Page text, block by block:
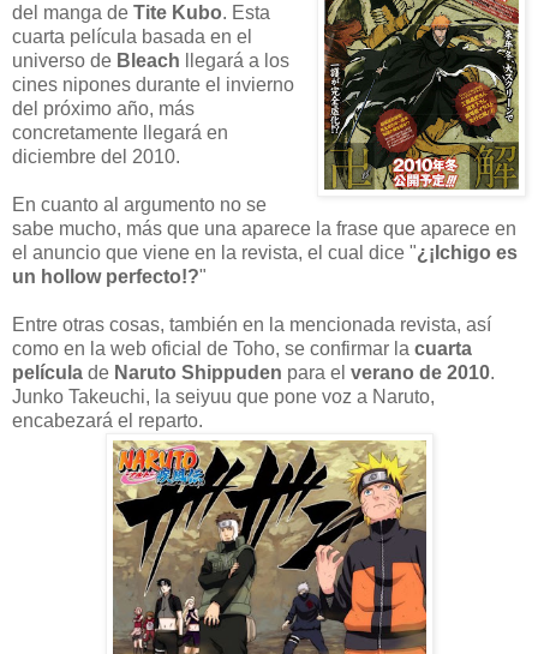
del manga de Tite Kubo. Esta
cuarta película basada en el
universo de Bleach llegará a los
cines nipones durante el invierno
del próximo año, más
concretamente llegará en
diciembre del 2010.
En cuanto al argumento no se
sabe mucho, más que una aparece la frase que aparece en
el anuncio que viene en la revista, el cual dice "¿¡Ichigo es
un hollow perfecto!?"
Entre otras cosas, también en la mencionada revista, así
como en la web oficial de Toho, se confirmar la cuarta
película de Naruto Shippuden para el verano de 2010.
Junko Takeuchi, la seiyuu que pone voz a Naruto,
encabezará el reparto.